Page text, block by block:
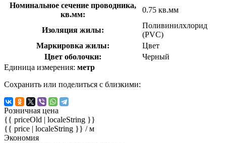
Номинальное сечение проводника,
кв.мм:
0.75 кв.мм
Изоляция жилы:
Поливинилхлорид
(PVC)
Маркировка жилы:
Цвет
Цвет оболочки:
Черный
Единица измерения: метр
Сохранить или поделиться с близкими:
Розничная цена
{{ priceOld | localeString }}
{{ price | localeString }} / м
Экономия